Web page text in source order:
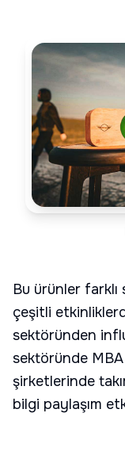
Bu ürünler
çeşitli
sektöründen
sektöründe
şirketlerinde
bilgi paylaşım